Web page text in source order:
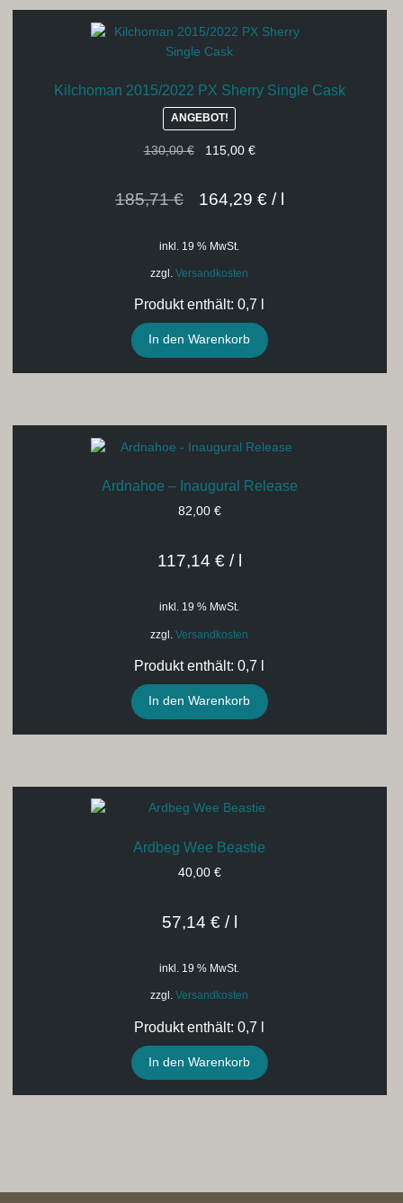
Kilchoman 2015/2022 PX Sherry Single Cask
ANGEBOT!
130,00€
Ursprünglicher
130,00 €
115,00€Aktueller
115,00 €.
185,71€ 164,29 €/ l
inkl. 19 % MwSt.
zzgl.Versandkosten
Produkt enthält: 0,7 l
In den Warenkorb
Ardnahoe – Inaugural Release
82,00 €
117,14 €/ l
inkl. 19 % MwSt.
zzgl.Versandkosten
Produkt enthält: 0,7 l
In den Warenkorb
Ardbeg Wee Beastie
40,00 €
57,14 €/ l
inkl. 19 % MwSt.
zzgl.Versandkosten
Produkt enthält: 0,7 l
In den Warenkorb